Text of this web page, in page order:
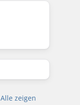
Alle zeigen